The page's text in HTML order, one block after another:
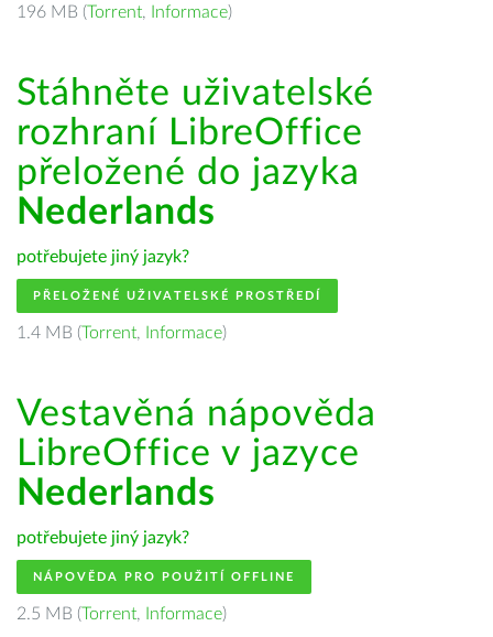
196 MB (Torrent, Informace)
Stáhněte uživatelské
rozhraní LibreOffice
přeložené do jazyka
Nederlands
potřebujete jiný jazyk?
PŘELOŽENÉ UŽIVATELSKÉ PROSTŘEDÍ
1.4 MB (Torrent, Informace)
Vestavěná nápověda
LibreOffice v jazyce
Nederlands
potřebujete jiný jazyk?
NÁPOVĚDA PRO POUŽITÍ OFFLINE
2.5 MB (Torrent, Informace)